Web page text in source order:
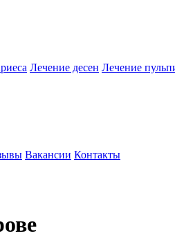
Лечение десен Лечение
Вакансии Контакты